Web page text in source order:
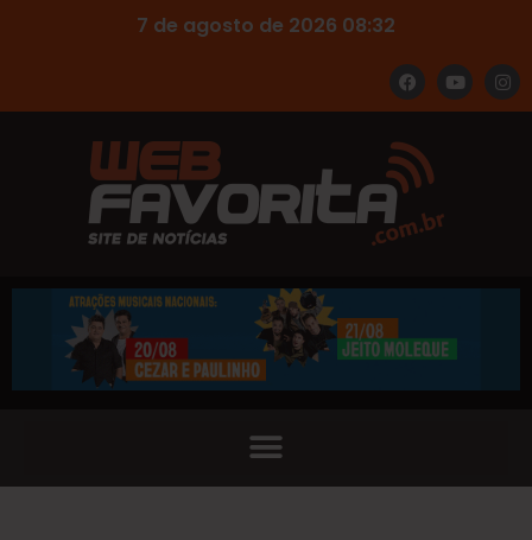
7 de agosto de 2026 08:32